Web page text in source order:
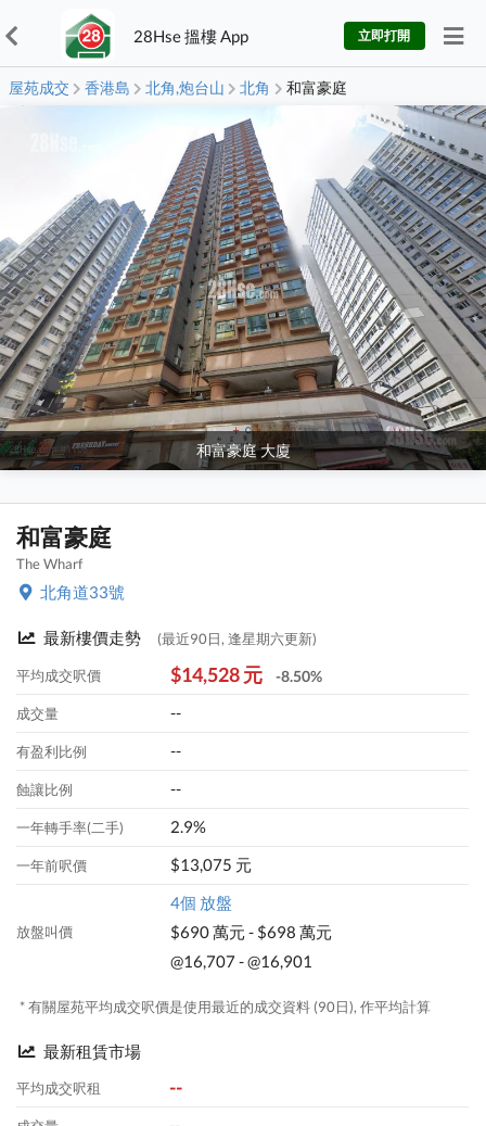
28Hse 搵樓 App 立即打開
屋苑成交 香港島 北角,炮台山 北角 和富豪庭
和富豪庭 大廈
和富豪庭
The Wharf
北角道33號
最新樓價走勢 (最近90日, 逢星期六更新)
平均成交呎價 $14,528 元 -8.50%
成交量 --
有盈利比例 --
蝕讓比例 --
一年轉手率(二手) 2.9%
一年前呎價 $13,075 元
放盤叫價
4個 放盤
$690 萬元 - $698 萬元
@16,707 - @16,901
* 有關屋苑平均成交呎價是使用最近的成交資料 (90日), 作平均計算
最新租賃市場
平均成交呎租 --